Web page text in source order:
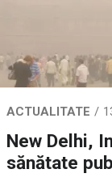
ACTUALITATE
New Delhi,
sănătate